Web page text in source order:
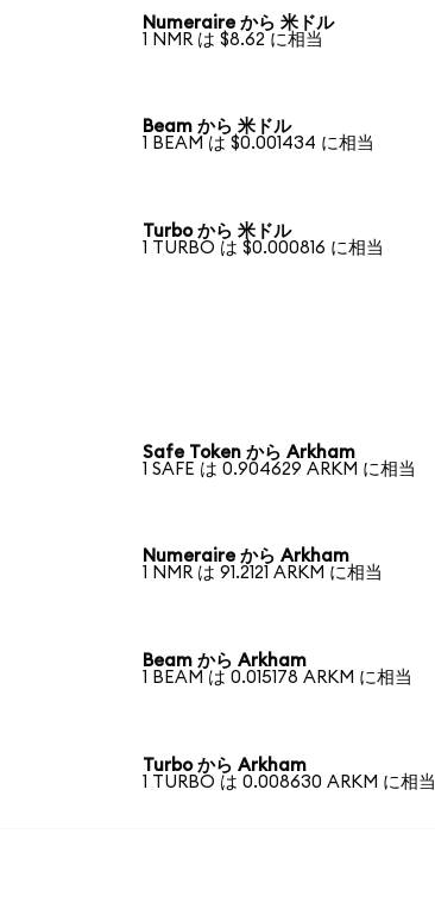
Numeraire から 米ドル
1 NMR は $8.62 に相当
Beam から 米ドル
1 BEAM は $0.001434 に相当
Turbo から 米ドル
1 TURBO は $0.000816 に相当
Safe Token から Arkham
1 SAFE は 0.904629 ARKM に相当
Numeraire から Arkham
1 NMR は 91.2121 ARKM に相当
Beam から Arkham
1 BEAM は 0.015178 ARKM に相当
Turbo から Arkham
1 TURBO は 0.008630 ARKM に相当